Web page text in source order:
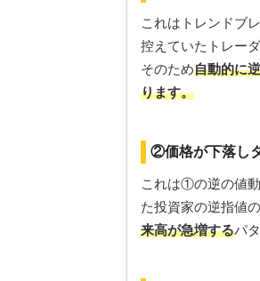
これはトレンドブ
控えていたトレー
そのため自動的に
ります。
②価格が下落し
これは①の逆の値
た投資家の逆指値
来高が急増するパ